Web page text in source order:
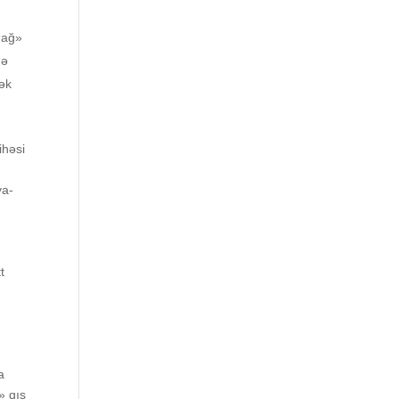
qış